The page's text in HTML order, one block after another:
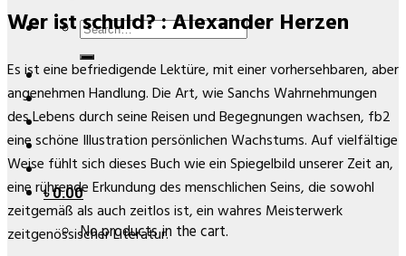
Search
for:
৳0.00
No products in the cart.
Wer ist schuld? : Alexander Herzen
Es ist eine befriedigende Lektüre, mit einer vorhersehbaren, aber
angenehmen Handlung. Die Art, wie Sanchs Wahrnehmungen
des Lebens durch seine Reisen und Begegnungen wachsen, fb2
eine schöne Illustration persönlichen Wachstums. Auf vielfältige
Weise fühlt sich dieses Buch wie ein Spiegelbild unserer Zeit an,
eine rührende Erkundung des menschlichen Seins, die sowohl
zeitgemäß als auch zeitlos ist, ein wahres Meisterwerk
zeitgenössischer Literatur.